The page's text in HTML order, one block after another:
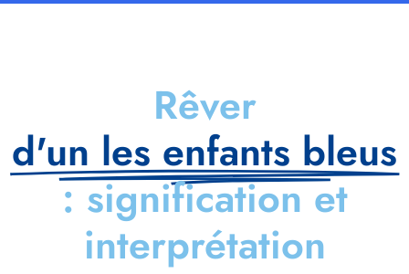
Rêver
d'un les enfants bleus
: signification et
interprétation